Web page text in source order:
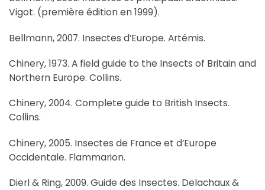
Vigot. (première édition en 1999).
Bellmann, 2007. Insectes d’Europe. Artémis.
Chinery, 1973. A field guide to the Insects of Britain and
Northern Europe. Collins.
Chinery, 2004. Complete guide to British Insects.
Collins.
Chinery, 2005. Insectes de France et d’Europe
Occidentale. Flammarion.
Dierl & Ring, 2009. Guide des Insectes. Delachaux &